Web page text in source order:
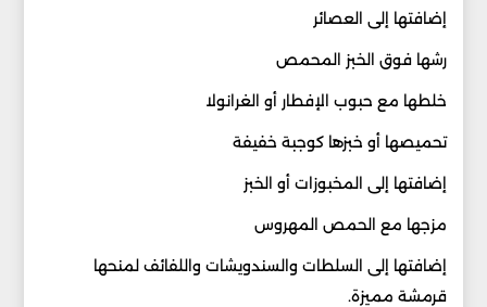
إضافتها إلى العصائر
رشها فوق الخبز المحمص
خلطها مع حبوب الإفطار أو الغرانولا
تحميصها أو خبزها كوجبة خفيفة
إضافتها إلى المخبوزات أو الخبز
مزجها مع الحمص المهروس
إضافتها إلى السلطات والسندويشات واللفائف لمنحها
قرمشة مميزة.